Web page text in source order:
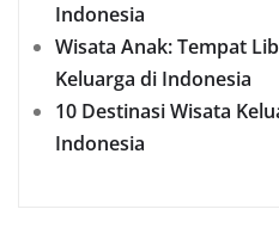
Indonesia
Wisata Anak: Tempat
Keluarga di Indonesia
10 Destinasi Wisata
Indonesia